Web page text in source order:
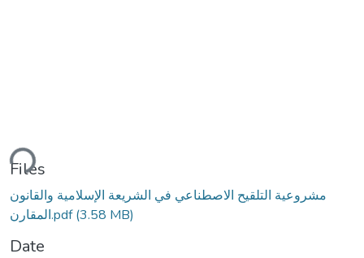
Files
مشروعية التلقيح الاصطناعي في الشريعة الإسلامية والقانون
المقارن.pdf(3.58 MB)
Date